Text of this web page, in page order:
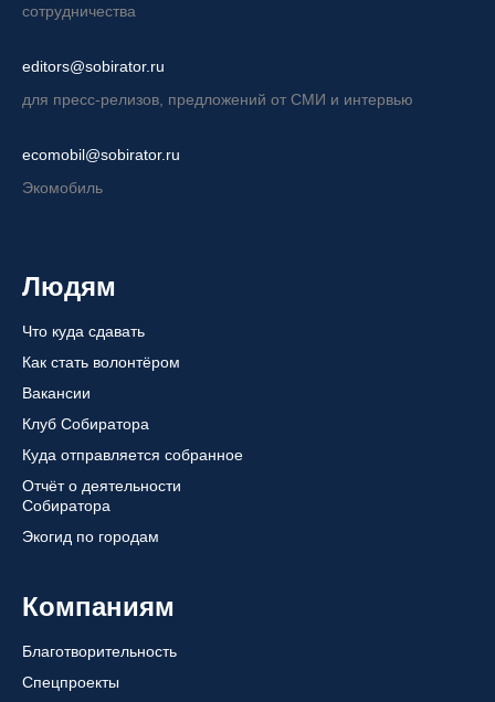
сотрудничества
editors@sobirator.ru
для пресс-релизов, предложений от СМИ и интервью
ecomobil@sobirator.ru
Экомобиль
Людям
Что куда сдавать
Как стать волонтёром
Вакансии
Клуб Собиратора
Куда отправляется собранное
Отчёт о деятельности
Собиратора
Экогид по городам
Компаниям
Благотворительность
Спецпроекты